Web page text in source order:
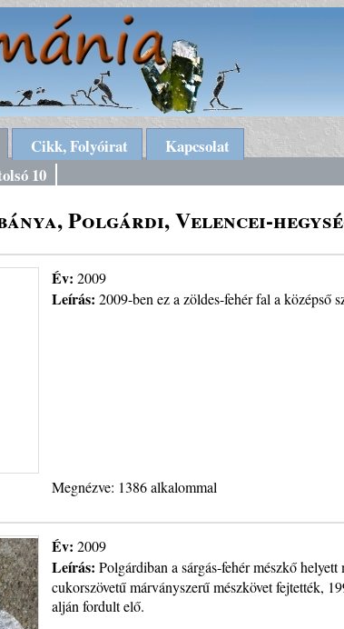
Cikk, Folyóirat
Kapcsolat
10
Polgárdi, Velencei-
Év: 2009
Leírás: 2009-ben ez a zöldes-fehér fal a középső
Megnézve: 1386 alkalommal
Év: 2009
Leírás: Polgárdiban a sárgás-fehér mészkő
cukorszövetű márványszerű mészkövet fejtették,
alján fordult elő.